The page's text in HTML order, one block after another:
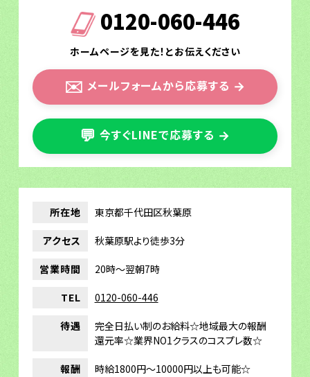
0120-060-446
ホームページを見た！とお伝えください
✉️ メールフォームから応募する →
💬 今すぐLINEで応募する →
所在地 東京都千代田区秋葉原
アクセス 秋葉原駅より徒歩3分
営業時間 20時～翌朝7時
TEL 0120-060-446
待遇
完全日払い制のお給料☆地域最大の報酬
還元率☆業界NO1クラスのコスプレ数☆
報酬
時給1800円〜10000円以上も可能☆